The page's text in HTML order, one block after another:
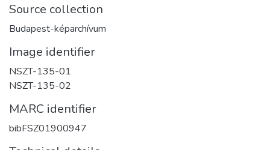
Source collection
Budapest-képarchívum
Image identifier
NSZT-135-01
NSZT-135-02
MARC identifier
bibFSZ01900947